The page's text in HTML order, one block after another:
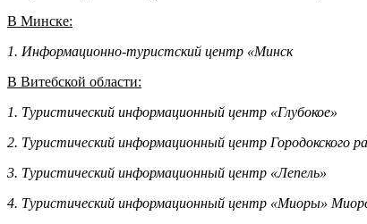
В Минске:
1. Информационно-туристский центр «Минск
В Витебской области:
1. Туристический информационный центр «Глубокое»
2. Туристический информационный центр Городокского
3. Туристический информационный центр «Лепель»
4. Туристический информационный центр «Миоры»